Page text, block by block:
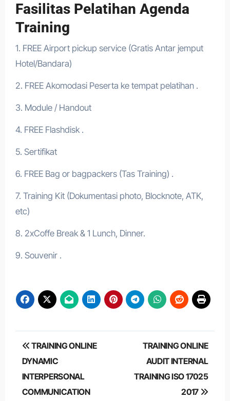
Fasilitas Pelatihan Agenda
Training
1. FREE Airport pickup service (Gratis Antar jemput
Hotel/Bandara)
2. FREE Akomodasi Peserta ke tempat pelatihan .
3. Module / Handout
4. FREE Flashdisk .
5. Sertifikat
6. FREE Bag or bagpackers (Tas Training) .
7. Training Kit (Dokumentasi photo, Blocknote, ATK,
etc)
8. 2xCoffe Break & 1 Lunch, Dinner.
9. Souvenir .
Post
navigation
TRAINING ONLINE
DYNAMIC
INTERPERSONAL
COMMUNICATION
TRAINING ONLINE
AUDIT INTERNAL
TRAINING ISO 17025
2017